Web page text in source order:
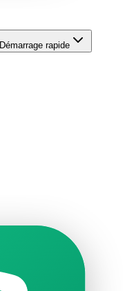
Démarrage rapide